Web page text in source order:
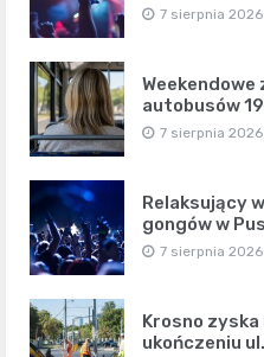
7 sierpnia 2026
autobusów
7 sierpnia 2026
Relaksujący
gongów w
7 sierpnia 2026
Krosno
ukończeniu